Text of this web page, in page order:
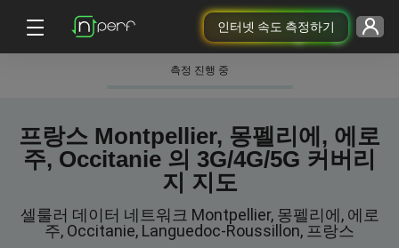
인터넷 속도 측정하기
측정 진행 중
프랑스 Montpellier, 몽펠리에, 에로
주, Occitanie 의 3G/4G/5G 커버리
지 지도
셀룰러 데이터 네트워크 Montpellier, 몽펠리에, 에로
주, Occitanie, Languedoc-Roussillon, 프랑스